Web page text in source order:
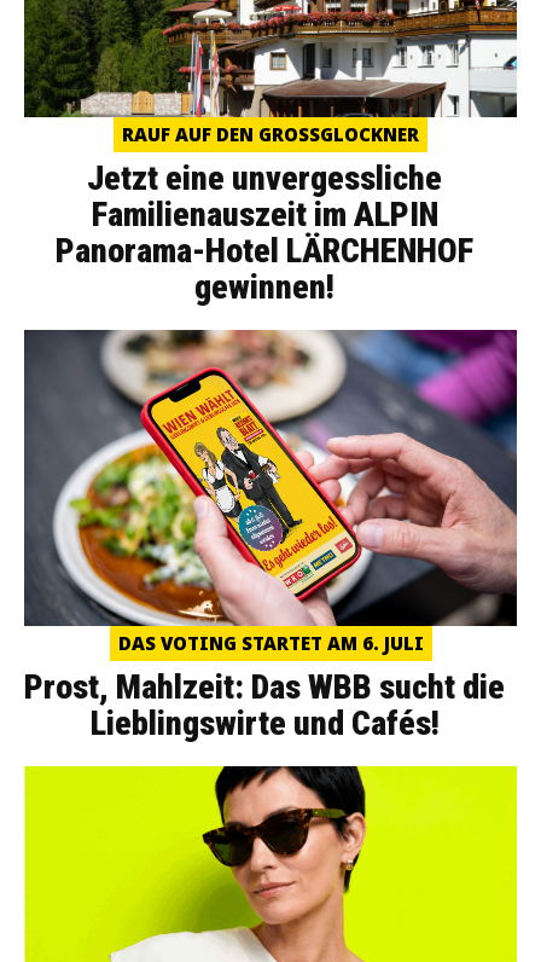
RAUF AUF DEN GROSSGLOCKNER
Jetzt eine unvergessliche
Familienauszeit im ALPIN
Panorama-Hotel LÄRCHENHOF
gewinnen!
DAS VOTING STARTET AM 6. JULI
Prost, Mahlzeit: Das WBB sucht die
Lieblingswirte und Cafés!